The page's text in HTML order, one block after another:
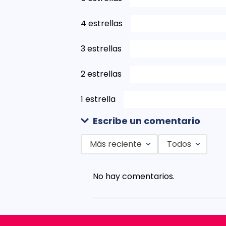
4 estrellas
3 estrellas
2 estrellas
1 estrella
Escribe un comentario
Título
Más reciente Todos
No hay comentarios.